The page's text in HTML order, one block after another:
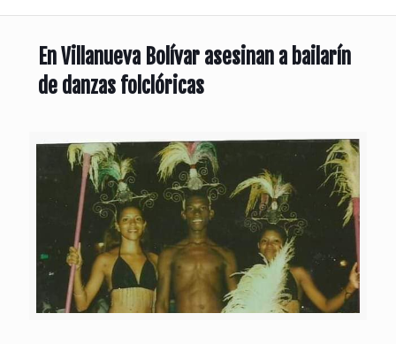
En Villanueva Bolívar asesinan a bailarín
de danzas folclóricas